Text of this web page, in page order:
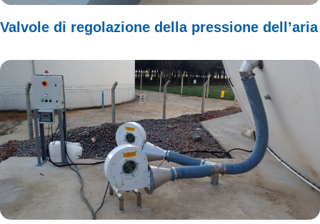
Valvole di regolazione della pressione dell’aria